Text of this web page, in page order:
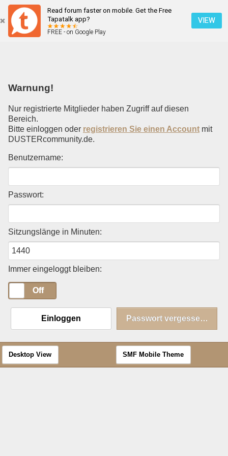
Read forum faster on mobile. Get the Free
Tapatalk app?
FREE - on Google Play
VIEW
Einloggen
Warnung!
Nur registrierte Mitglieder haben Zugriff auf diesen
Bereich.
Bitte einloggen oder registrieren Sie einen Account mit
DUSTERcommunity.de.
Benutzername:
Passwort:
Sitzungslänge in Minuten:
Immer eingeloggt bleiben:
Off
Einloggen Passwort vergessen?
Desktop View SMF Mobile Theme